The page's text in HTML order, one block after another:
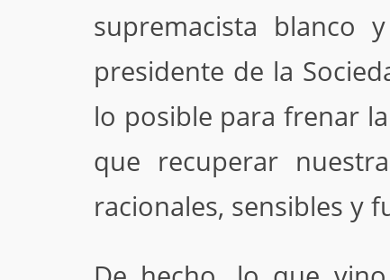
supremacista blanco
presidente de la
lo posible para frenar
que recuperar
racionales, sensibles y